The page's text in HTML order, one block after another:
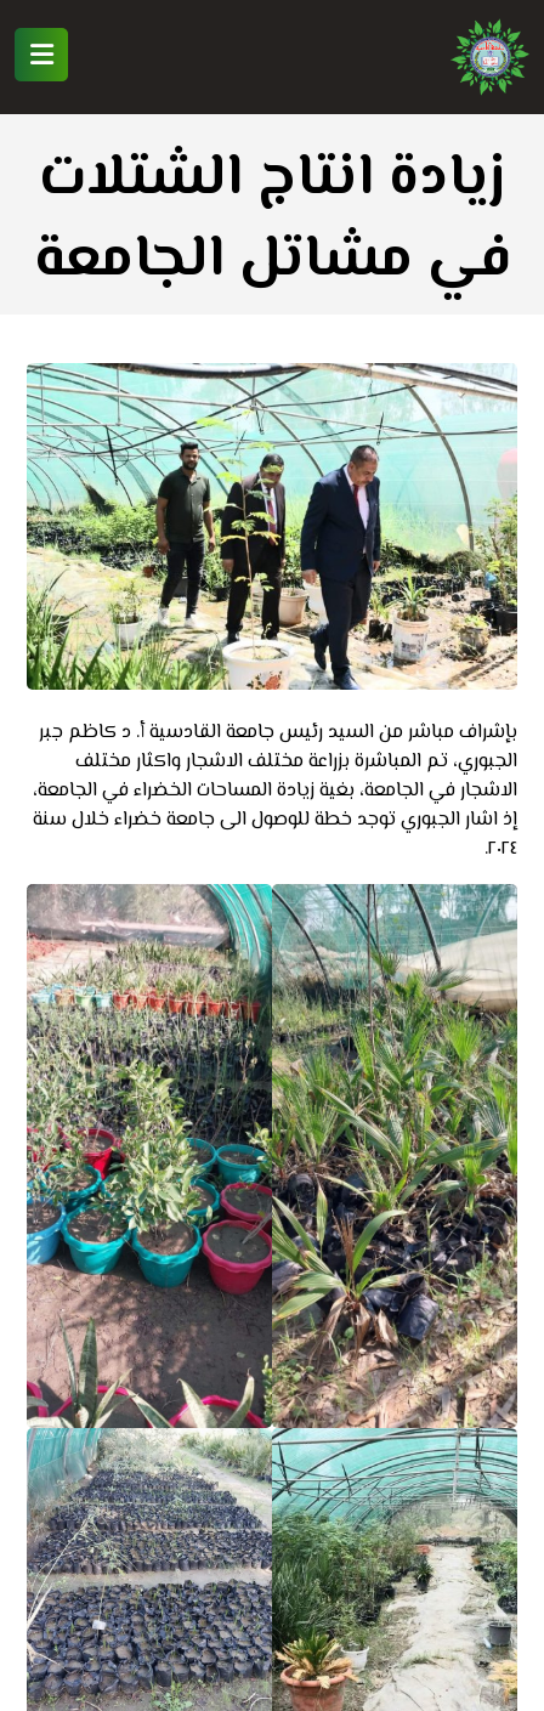
زيادة انتاج الشتلات
في مشاتل الجامعة
بإشراف مباشر من السيد رئيس جامعة القادسية أ. د كاظم جبر
الجبوري، تم المباشرة بزراعة مختلف الاشجار واكثار مختلف
الاشجار في الجامعة، بغية زيادة المساحات الخضراء في الجامعة،
إذ اشار الجبوري توجد خطة للوصول الى جامعة خضراء خلال سنة
٢٠٢٤.